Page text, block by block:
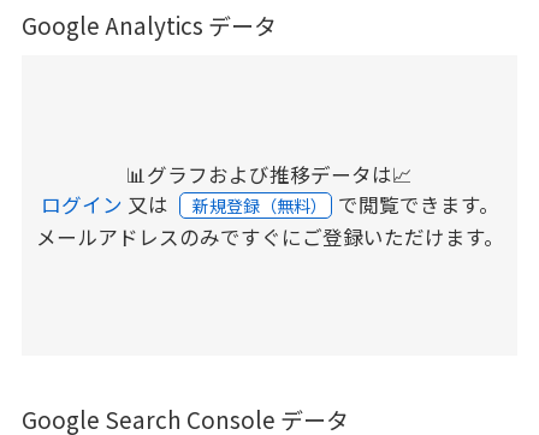
Google Analytics データ
📊グラフおよび推移データは📈
ログイン 又は 新規登録（無料） で閲覧できます。
メールアドレスのみですぐにご登録いただけます。
Google Search Console データ